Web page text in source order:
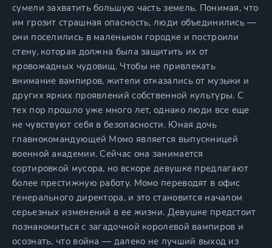
сумели захватить большую часть земель. Понимая, что
им грозит страшная опасность, люди объединились —
они поселились в маленьком городке и построили
стену, которая должна была защитить их от
кровожадных чудовищ. Чтобы не привлекать
внимание вампиров, жители отказались от музыки и
других ярких проявлений собственной культуры. С
тех пор прошло уже много лет, однако люди все еще
не чувствуют себя в безопасности. Юная дочь
главнокомандующей Момо является выпускницей
военной академии. Сейчас она занимается
сортировкой мусора, но вскоре девушке предлагают
более престижную работу. Момо переводят в офис
генерального директора, и это становится началом
серьезных изменений в ее жизни. Девушке предстоит
познакомиться с загадочной королевой вампиров и
осознать, что война — далеко не лучший выход из